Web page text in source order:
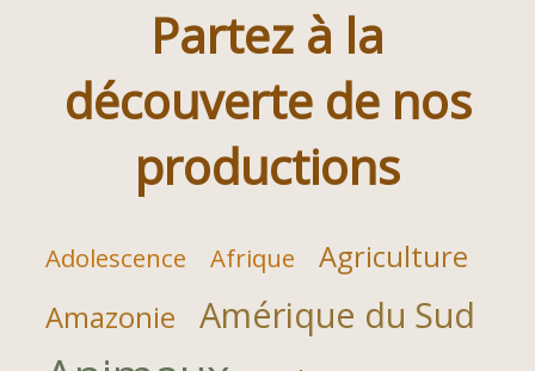
Partez à la
découverte de nos
productions
Adolescence Afrique
Agriculture
Amazonie
Amérique du Sud